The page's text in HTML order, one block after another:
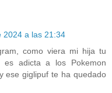
2024 a las 21:34
como viera mi hija tu
adicta a los Pokemon
ese giglipuf te ha quedado